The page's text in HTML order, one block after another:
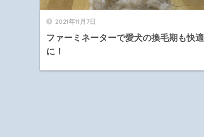
2021年11月7日
ファーミネーターで愛犬の換毛期も快適
に！